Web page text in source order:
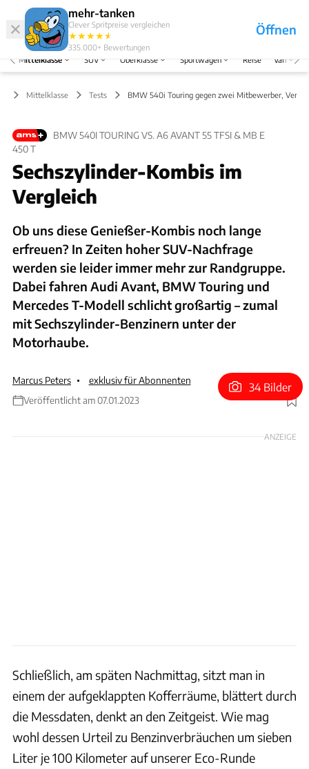
mehr-tanken
Clever Spritpreise vergleichen
★★★★★
★
335.000+ Bewertungen
Öffnen
Abo
Menü
Mittelklasse SUV Oberklasse Sportwagen Reise Van
Mittelklasse Tests BMW 540i Touring gegen zwei Mitbewerber,
BMW 540I TOURING VS. A6 AVANT 55 TFSI & MB E
450 T
Sechszylinder-Kombis im
Vergleich
Ob uns diese Genießer-Kombis noch lange
erfreuen? In Zeiten hoher SUV-Nachfrage
werden sie leider immer mehr zur Randgruppe.
Dabei fahren Audi Avant, BMW Touring und
Mercedes T-Modell schlicht großartig – zumal
mit Sechszylinder-Benzinern unter der
Motorhaube.
Marcus Peters
exklusiv für Abonnenten
Veröffentlicht am 07.01.2023
Foto: Hans-Dieter Seufert
34 Bilder
ANZEIGE
Schließlich, am späten Nachmittag, sitzt man in
einem der aufgeklappten Kofferräume, blättert durch
die Messdaten, denkt an den Zeitgeist. Wie mag
wohl dessen Urteil zu Benzinverbräuchen um sieben
Liter je 100 Kilometer auf unserer Eco-Runde